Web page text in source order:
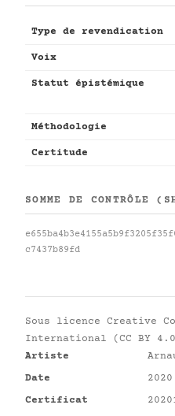
Type de revendication
Voix
Statut épistémique
Méthodologie
Certitude
SOMME DE CONTRÔLE
c7437b89fd
Sous licence Creative
International (CC BY
Artiste
Date
2020
Certificat